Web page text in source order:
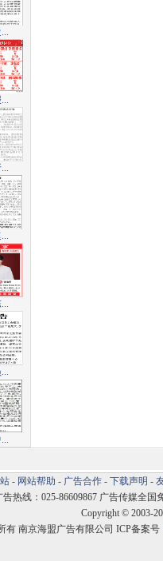
- 网站帮助 - 广告合作 - 下载声明 -
告热线：025-86609867 广告传媒全国
Copyright © 2003-
有 南京海盟广告有限公司 ICP备案号